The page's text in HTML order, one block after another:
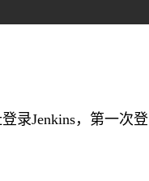
录Jenkins，第一次